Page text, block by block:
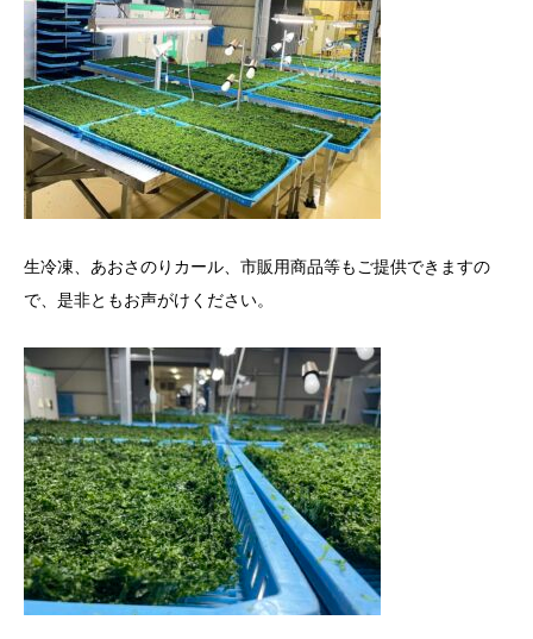
生冷凍、あおさのりカール、市販用商品等もご提供できますの
で、是非ともお声がけください。